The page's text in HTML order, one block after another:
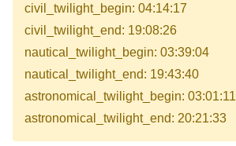
civil_twilight_begin: 04:14:17
civil_twilight_end: 19:08:26
nautical_twilight_begin: 03:39:04
nautical_twilight_end: 19:43:40
astronomical_twilight_begin: 03:01:11
astronomical_twilight_end: 20:21:33